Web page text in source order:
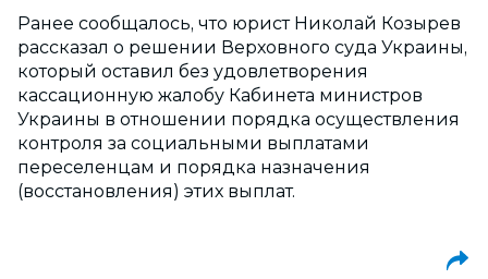
Ранее сообщалось, что юрист Николай Козырев
рассказал о решении Верховного суда Украины,
который оставил без удовлетворения
кассационную жалобу Кабинета министров
Украины в отношении порядка осуществления
контроля за социальными выплатами
переселенцам и порядка назначения
(восстановления) этих выплат.